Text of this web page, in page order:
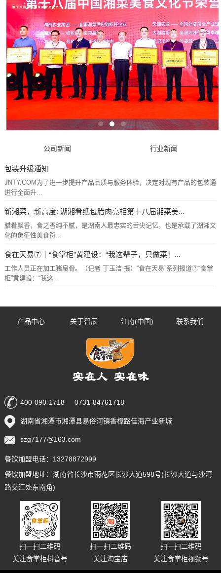
公司新闻 行业新闻
包装升级通知
JNTY.COM为了进一步提升产品品质与服务体验，决定对现有产品的包装通
进行全面升...
新湘菜，新高度: 湖湘肴纸包腊肉亮相第十八届湘菜美...
腊肴飘香，食之香纯不腻，是湖南人最忠实的舌尖记忆，也是承载了湖湘文
化的象征性美食符...
食在天易⑦丨“食掌柜”黄建设：“我这辈子，只做菜！...
工作人员正在加工猪扇骨。（记者 丁玉洁 摄）“食在天易”系列报道⑦“食掌
柜”黄建设：“我这...
产品中心 关于智辰 江南(中国) 联系我们
400-090-1718 0731-84761718
湖南省湘潭市湘潭县易俗河镇香樟路佳海产业新城
szg7177@163.com
餐饮加盟电话：13278872999
餐饮加盟地址：湖南省长沙市雨花区长沙大道598号(长沙大道与沙湾
路交汇处东南角)
扫一扫二维码
关注食掌柜抖音号
扫一扫二维码
关注淘宝店
扫一扫二维码
关注食掌柜视频号